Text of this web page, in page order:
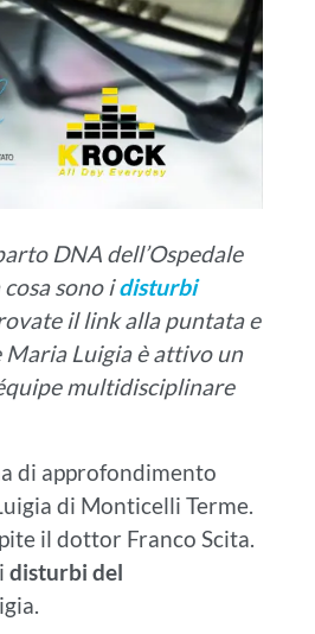
DNA dell’Ospedale
sono idisturbi
il link alla puntata e
Maria Luigia è attivo un
multidisciplinare
di approfondimento
di Monticelli Terme.
il dottor Franco Scita.
disturbi del